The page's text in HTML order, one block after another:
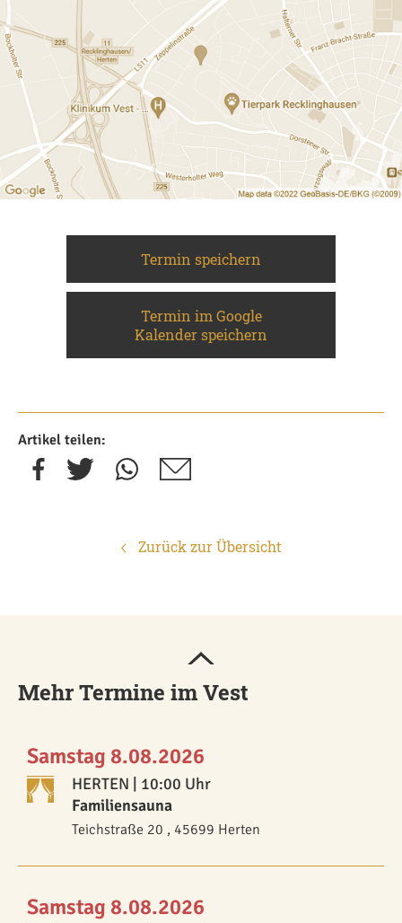
Termin speichern
Termin im Google
Kalender speichern
Artikel teilen:
Zurück zur Übersicht
Mehr Termine im Vest
Samstag 8.08.2026
HERTEN | 10:00 Uhr
Familiensauna
Teichstraße 20 , 45699 Herten
Samstag 8.08.2026